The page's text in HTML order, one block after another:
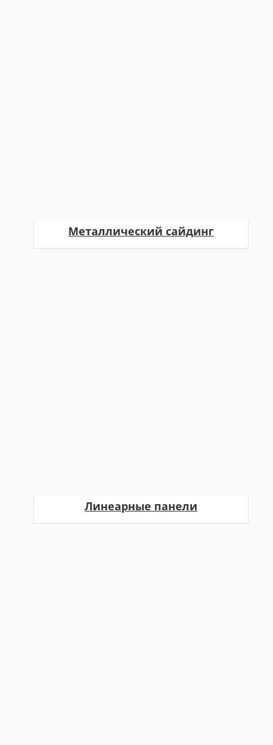
Металлический сайдинг
Линеарные панели